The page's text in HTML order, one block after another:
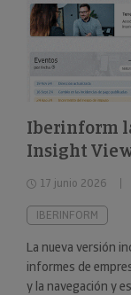
Iberinform
Insight
sobre 322
nuevas
17 junio 2026
IBERINFORM
La nueva versión
informes de
y la navegación y